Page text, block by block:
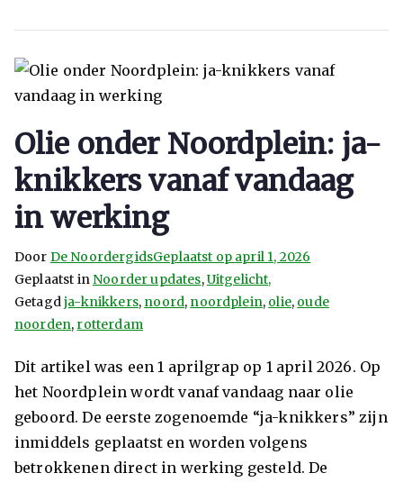
Olie onder Noordplein: ja-
knikkers vanaf vandaag
in werking
Door De NoordergidsGeplaatst op april 1, 2026
Geplaatst in Noorder updates,Uitgelicht,
Getagdja-knikkers, noord, noordplein, olie, oude
noorden, rotterdam
Dit artikel was een 1 aprilgrap op 1 april 2026. Op
het Noordplein wordt vanaf vandaag naar olie
geboord. De eerste zogenoemde “ja-knikkers” zijn
inmiddels geplaatst en worden volgens
betrokkenen direct in werking gesteld. De